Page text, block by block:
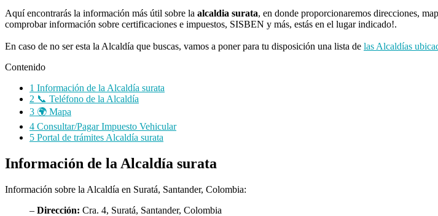
Aquí encontrarás la información más útil sobre la alcaldia surata, en donde proporcionaremos direcciones,
comprobar información sobre certificaciones e impuestos, SISBEN y más, estás en el lugar indicado!.
En caso de no ser esta la Alcaldía que buscas, vamos a poner para tu disposición una lista de las Alcaldías
Contenido
1 Información de la Alcaldía surata
2 📞 Teléfono de la Alcaldía
3 🌍 Mapa
4 Consultar/Pagar Impuesto Vehicular
5 Portal de trámites Alcaldía surata
Información de la Alcaldía surata
Información sobre la Alcaldía en Suratá, Santander, Colombia:
– Dirección: Cra. 4, Suratá, Santander, Colombia